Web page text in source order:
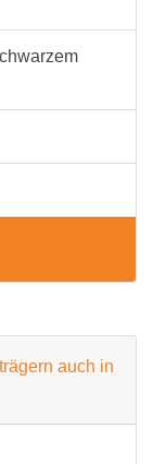
auch in